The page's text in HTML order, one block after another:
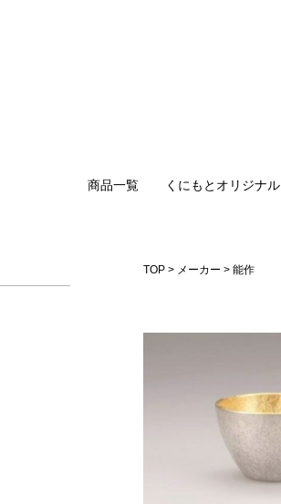
商品一覧 くにもとオリジナル
TOP メーカー 能作